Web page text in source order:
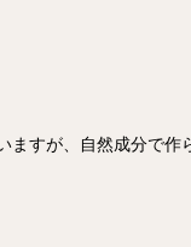
すが、自然成分で作